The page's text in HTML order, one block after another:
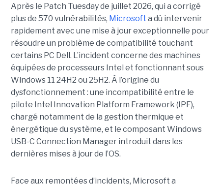
Après le Patch Tuesday de juillet 2026, qui a corrigé
plus de 570 vulnérabilités, Microsoft a dû intervenir
rapidement avec une mise à jour exceptionnelle pour
résoudre un problème de compatibilité touchant
certains PC Dell. L’incident concerne des machines
équipées de processeurs Intel et fonctionnant sous
Windows 11 24H2 ou 25H2. À l’origine du
dysfonctionnement : une incompatibilité entre le
pilote Intel Innovation Platform Framework (IPF),
chargé notamment de la gestion thermique et
énergétique du système, et le composant Windows
USB-C Connection Manager introduit dans les
dernières mises à jour de l’OS.
Face aux remontées d’incidents, Microsoft a